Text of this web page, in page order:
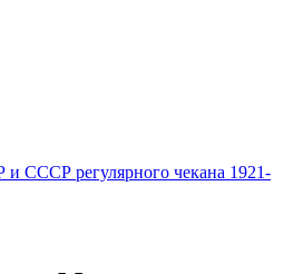
СССР регулярного чекана 1921-